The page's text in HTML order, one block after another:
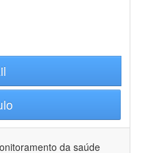
da saúde